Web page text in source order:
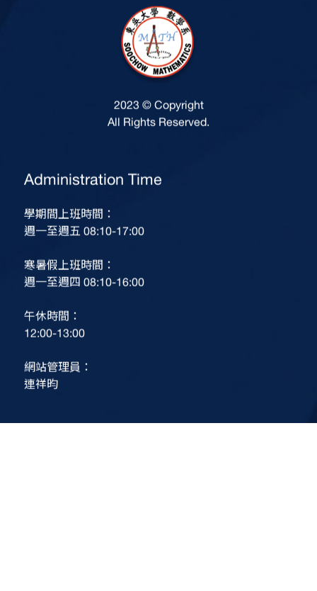
2023 © Copyright
All Rights Reserved.
Administration Time
學期間上班時間：
週一至週五 08:10-17:00
寒暑假上班時間：
週一至週四 08:10-16:00
午休時間：
12:00-13:00
網站管理員：
連祥昀